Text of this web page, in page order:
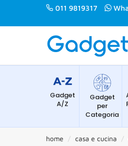
011 9819317
Gadget
A/Z
Gadget
per
Categoria
home casa e cucina